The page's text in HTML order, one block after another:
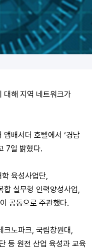
대해 지역 네트워크가
배서더 호텔에서 ‘경남
7일 밝혔다.
육성사업단,
합 실무형 인력양성사업,
공동으로 주관했다.
크노파크, 국립창원대,
등 원전 산업 육성과 교육